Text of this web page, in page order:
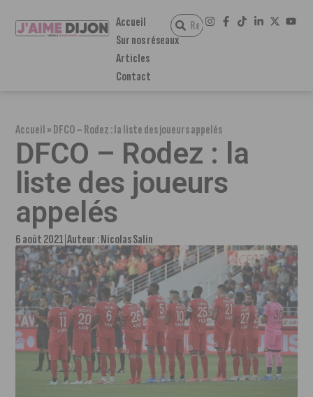
Accueil
Sur nos réseaux
Articles
Contact
Accueil»DFCO – Rodez : la liste des joueurs appelés
DFCO – Rodez : la
liste des joueurs
appelés
6 août 2021 Auteur :Nicolas Salin